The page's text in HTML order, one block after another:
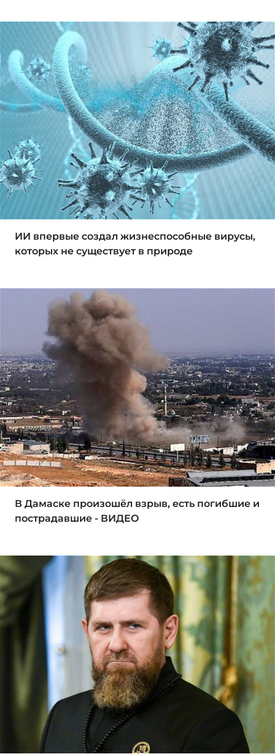
ИИ впервые создал жизнеспособные вирусы,
которых не существует в природе
В Дамаске произошёл взрыв, есть погибшие и
пострадавшие - ВИДЕО